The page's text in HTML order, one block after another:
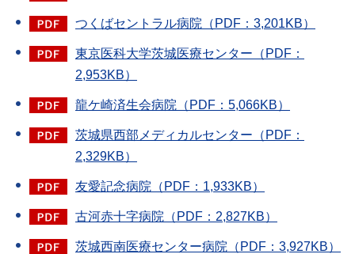
つくばセントラル病院（PDF：3,201KB）
東京医科大学茨城医療センター（PDF：
2,953KB）
龍ケ崎済生会病院（PDF：5,066KB）
茨城県西部メディカルセンター（PDF：
2,329KB）
友愛記念病院（PDF：1,933KB）
古河赤十字病院（PDF：2,827KB）
茨城西南医療センター病院（PDF：3,927KB）